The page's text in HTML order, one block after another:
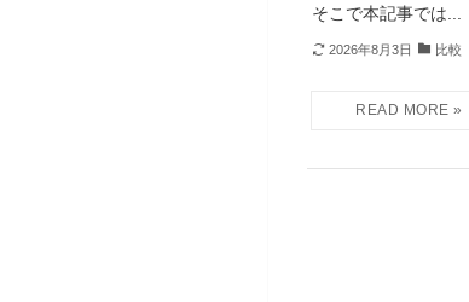
そこで本記事では...
2026年8月3日 比較